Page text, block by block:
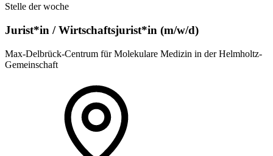
Stelle der woche
Jurist*in / Wirtschafts­jurist*in (m/w/d)
Max-Delbrück-Centrum für Molekulare Medizin in der Helmholtz-
Gemeinschaft